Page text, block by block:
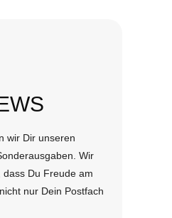
wir Dir unseren
Wir
dass Du Freude am
nur Dein Postfach